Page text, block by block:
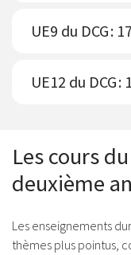
UE9 du DCG :
UE12 du DCG :
Les cours
deuxième
Les enseignements
thèmes plus pointus,